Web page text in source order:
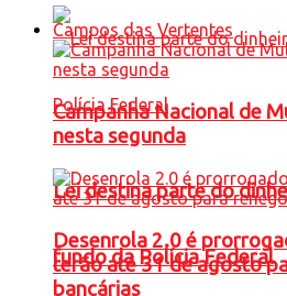
Lei destina parte do
fundo da Polícia Federal
Campos das Vertentes
Campanha Nacional de
nesta segunda
Desenrola 2.0 é
terão até 31 de agosto
bancárias